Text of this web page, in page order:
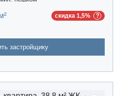
скидка 1,5%
застройщику